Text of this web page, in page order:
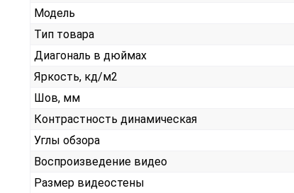
Модель
Тип товара
Диагональ в дюймах
Яркость, кд/м2
Шов, мм
Контрастность динамическая
Углы обзора
Воспроизведение видео
Размер видеостены